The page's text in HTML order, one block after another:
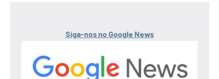
Siga-nos no Google News